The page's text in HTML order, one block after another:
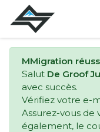
MMigration
Salut De Groof
avec succès.
Vérifiez votre e-
Assurez-vous de
également, le